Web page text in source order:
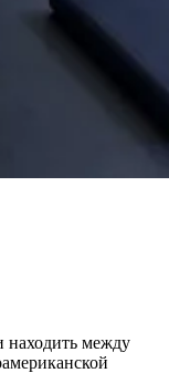
находить между